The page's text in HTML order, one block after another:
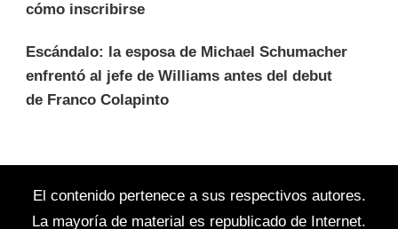
cómo inscribirse
Escándalo: la esposa de Michael Schumacher
enfrentó al jefe de Williams antes del debut
de Franco Colapinto
El contenido pertenece a sus respectivos autores.
La mayoría de material es republicado de Internet.